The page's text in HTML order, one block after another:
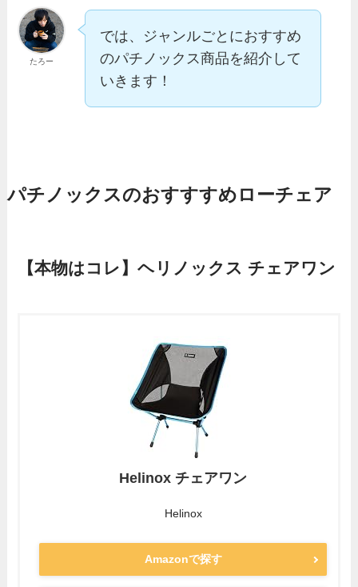
たろー
では、ジャンルごとにおすすめ
のパチノックス商品を紹介して
いきます！
パチノックスのおすすすめローチェア
【本物はコレ】ヘリノックス チェアワン
Helinox チェアワン
Helinox
Amazonで探す